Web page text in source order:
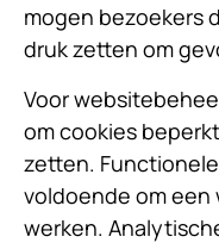
mogen bezoekers
druk zetten om
Voor
om cookies
zetten.
voldoende om
werken.